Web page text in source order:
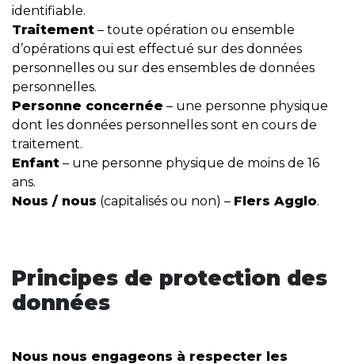
identifiable.
Traitement – toute opération ou ensemble
d’opérations qui est effectué sur des données
personnelles ou sur des ensembles de données
personnelles.
Personne concernée – une personne physique
dont les données personnelles sont en cours de
traitement.
Enfant – une personne physique de moins de 16
ans.
Nous / nous (capitalisés ou non) – Flers Agglo.
Principes de protection des
données
Nous nous engageons à respecter les